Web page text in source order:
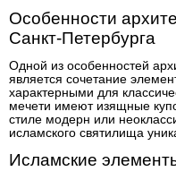
Особенности
Санкт-Петербурга
Одной из особенностей
является сочетание
характерными для
мечети имеют изящные
стиле модерн или
исламского святилища
Исламские